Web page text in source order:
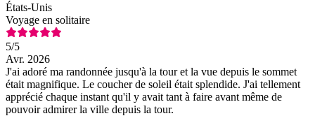
États-Unis
Voyage en solitaire
5/5
Avr. 2026
J'ai adoré ma randonnée jusqu'à la tour et la vue depuis le sommet
était magnifique. Le coucher de soleil était splendide. J'ai tellement
apprécié chaque instant qu'il y avait tant à faire avant même de
pouvoir admirer la ville depuis la tour.